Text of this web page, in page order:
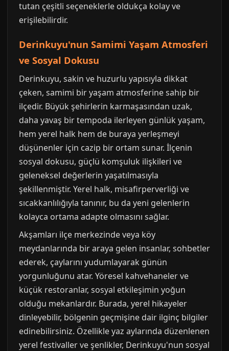
tutan çeşitli seçeneklerle oldukça kolay ve
erişilebilirdir.
Derinkuyu'nun Samimi Yaşam Atmosferi
ve Sosyal Dokusu
Derinkuyu, sakin ve huzurlu yapısıyla dikkat
çeken, samimi bir yaşam atmosferine sahip bir
ilçedir. Büyük şehirlerin karmaşasından uzak,
daha yavaş bir tempoda ilerleyen günlük yaşam,
hem yerel halk hem de buraya yerleşmeyi
düşünenler için cazip bir ortam sunar. İlçenin
sosyal dokusu, güçlü komşuluk ilişkileri ve
geleneksel değerlerin yaşatılmasıyla
şekillenmiştir. Yerel halk, misafirperverliği ve
sıcakkanlılığıyla tanınır, bu da yeni gelenlerin
kolayca ortama adapte olmasını sağlar.
Akşamları ilçe merkezinde veya köy
meydanlarında bir araya gelen insanlar, sohbetler
ederek, çaylarını yudumlayarak günün
yorgunluğunu atar. Yöresel kahvehaneler ve
küçük restoranlar, sosyal etkileşimin yoğun
olduğu mekanlardır. Burada, yerel hikayeler
dinleyebilir, bölgenin geçmişine dair ilginç bilgiler
edinebilirsiniz. Özellikle yaz aylarında düzenlenen
yerel festivaller ve şenlikler, Derinkuyu'nun sosyal